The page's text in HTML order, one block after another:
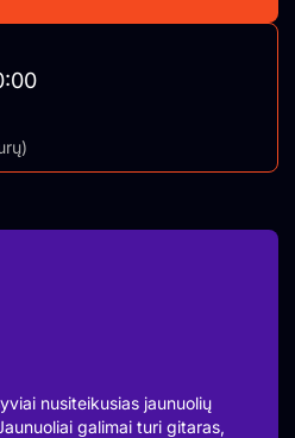
nusiteikusias jaunuolių
galimai turi gitaras,